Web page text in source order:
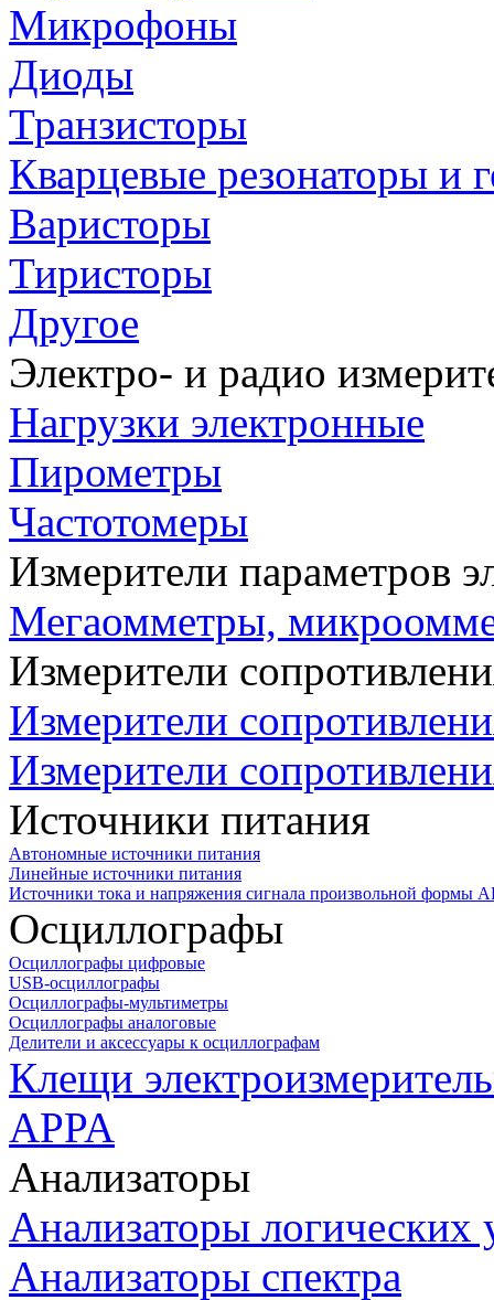
Микрофоны
Диоды
Транзисторы
Кварцевые резонаторы и
Варисторы
Тиристоры
Другое
Электро- и радио
Нагрузки электронные
Пирометры
Частотомеры
Измерители параметров
Мегаомметры,
Измерители
Измерители
Измерители
Источники питания
Автономные источники питания
Линейные источники питания
Источники тока и напряжения сигнала произвольной формы
Осциллографы
Осциллографы цифровые
USB-осциллографы
Осциллографы-мультиметры
Осциллографы аналоговые
Делители и аксессуары к осциллографам
Клещи
APPA
Анализаторы
Анализаторы логических
Анализаторы спектра